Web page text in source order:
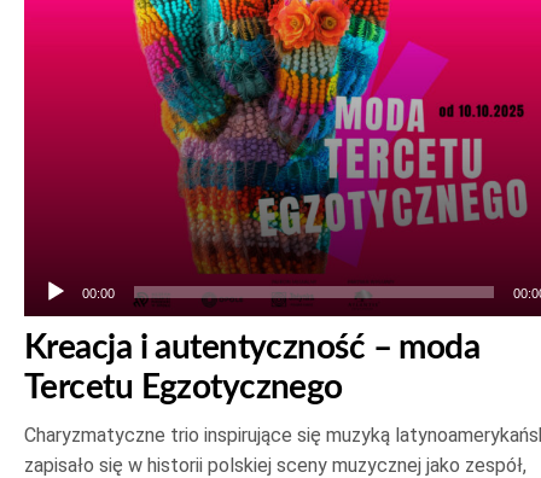
00:00
Kreacja i autentyczność – moda
Tercetu Egzotycznego
Charyzmatyczne trio inspirujące się muzyką
zapisało się w historii polskiej sceny muzycznej jako zespół,